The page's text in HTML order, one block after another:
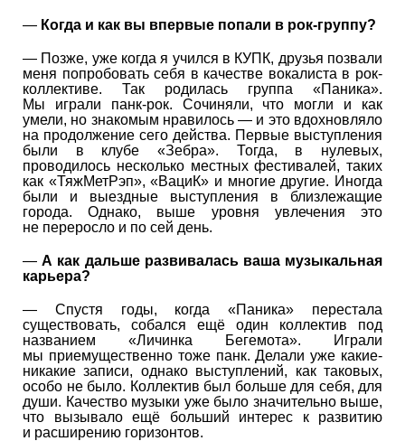
— Когда и как вы впервые попали в рок-группу?
— Позже, уже когда я учился в КУПК, друзья позвали
меня попробовать себя в качестве вокалиста в рок-
коллективе. Так родилась группа «Паника».
Мы играли панк-рок. Сочиняли, что могли и как
умели, но знакомым нравилось — и это вдохновляло
на продолжение сего действа. Первые выступления
были в клубе «Зебра». Тогда, в нулевых,
проводилось несколько местных фестивалей, таких
как «ТяжМетРэп», «ВациК» и многие другие. Иногда
были и выездные выступления в близлежащие
города. Однако, выше уровня увлечения это
не переросло и по сей день.
—А как дальше развивалась ваша музыкальная
карьера?
— Спустя годы, когда «Паника» перестала
существовать, собался ещё один коллектив под
названием «Личинка Бегемота». Играли
мы приемущественно тоже панк. Делали уже какие-
никакие записи, однако выступлений, как таковых,
особо не было. Коллектив был больше для себя, для
души. Качество музыки уже было значительно выше,
что вызывало ещё больший интерес к развитию
и расширению горизонтов.